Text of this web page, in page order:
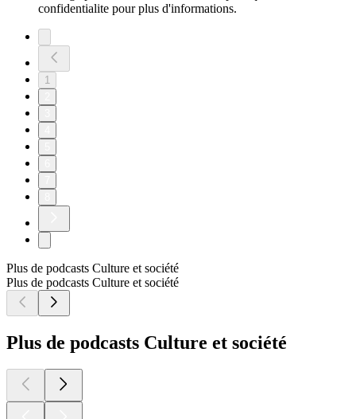
confidentialite pour plus d'informations.
1
Plus de podcasts Culture et société
Plus de podcasts Culture et société
Plus de podcasts Culture et société